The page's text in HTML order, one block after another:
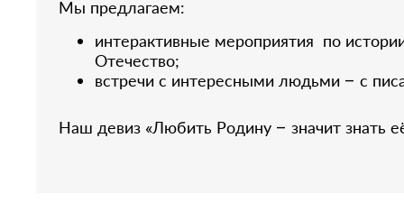
Мы предлагаем:
интерактивные мероприятия по
Отечество;
встречи с интересными людьми – с
Наш девиз «Любить Родину – значит знать